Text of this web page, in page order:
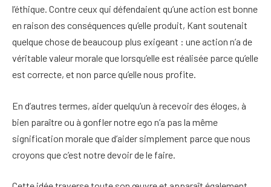
l’éthique. Contre ceux qui défendaient qu’une action est bonne
en raison des conséquences qu’elle produit, Kant soutenait
quelque chose de beaucoup plus exigeant : une action n’a de
véritable valeur morale que lorsqu’elle est réalisée parce qu’elle
est correcte, et non parce qu’elle nous profite.
En d’autres termes, aider quelqu’un à recevoir des éloges, à
bien paraître ou à gonfler notre ego n’a pas la même
signification morale que d’aider simplement parce que nous
croyons que c’est notre devoir de le faire.